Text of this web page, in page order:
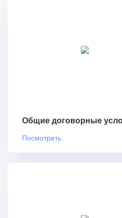
Общие договорные
Посмотреть